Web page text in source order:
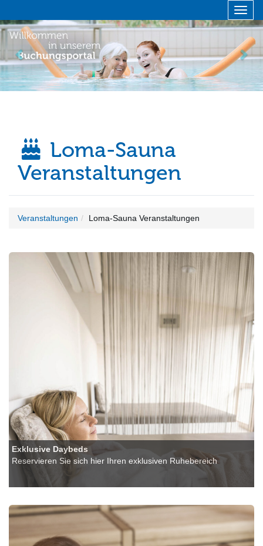
zurück
Loma-Sauna
Veranstaltungen
Veranstaltungen Loma-Sauna Veranstaltungen
Exklusive Daybeds
Reservieren Sie sich hier Ihren exklusiven Ruhebereich